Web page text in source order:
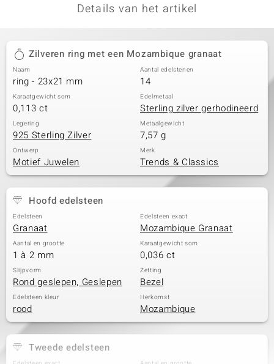
Details van het artikel
Zilveren ring met een Mozambique granaat
Naam
ring - 23x21 mm
Aantal edelstenen
14
Karaatgewicht som
0,113 ct
Edelmetaal
Sterling zilver gerhodineerd
Legering
925 Sterling Zilver
Metaalgewicht
7,57 g
Ontwerp
Motief Juwelen
Merk
Trends & Classics
Hoofd edelsteen
Edelsteen
Granaat
Edelsteen exact
Mozambique Granaat
Aantal en grootte
1 à 2 mm
Karaatgewicht som
0,036 ct
Slijpvorm
Rond geslepen, Geslepen
Zetting
Bezel
Edelsteen kleur
rood
Herkomst
Mozambique
Tweede edelsteen